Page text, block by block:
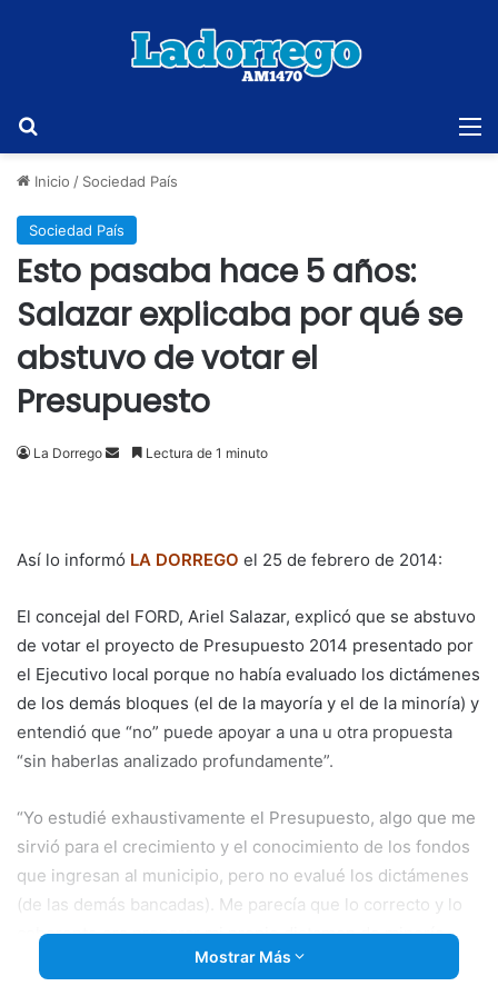
Inicio / Sociedad País
Sociedad País
Esto pasaba hace 5 años:
Salazar explicaba por qué se
abstuvo de votar el
Presupuesto
La Dorrego
SendLectura de 1 minuto
Así lo informó LA DORREGO el 25 de febrero de 2014:
El concejal del FORD, Ariel Salazar, explicó que se abstuvo
de votar el proyecto de Presupuesto 2014 presentado por
el Ejecutivo local porque no había evaluado los dictámenes
de los demás bloques (el de la mayoría y el de la minoría) y
entendió que “no” puede apoyar a una u otra propuesta
“sin haberlas analizado profundamente”.
“Yo estudié exhaustivamente el Presupuesto, algo que me
sirvió para el crecimiento y el conocimiento de los fondos
que ingresan al municipio, pero no evalué los dictámenes
(de las demás bancadas). Me parecía que lo correcto y lo
coherente era preparar mi propio dictamen de minoría
pero no lo pude realizar porque no participo en ninguna de
Mostrar Más